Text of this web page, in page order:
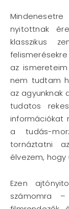
nyitottnak
klasszikus
az
nem tudtam
az agyunknak
tudatos
információkat
a tudás-
tornáztatni
élvezem,
Ezen
számomra